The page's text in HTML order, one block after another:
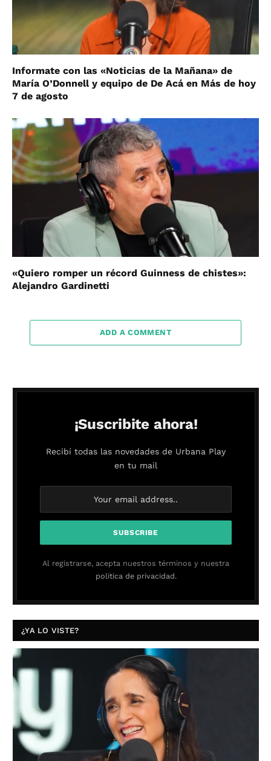
Informate con las «Noticias de la Mañana» de
María O’Donnell y equipo de De Acá en Más de hoy
7 de agosto
«Quiero romper un récord Guinness de chistes»:
Alejandro Gardinetti
ADD A COMMENT
¡Suscribite ahora!
Recibí todas las novedades de Urbana Play
en tu mail
Al registrarse, acepta nuestros términos y nuestra
política de privacidad.
¿YA LO VISTE?